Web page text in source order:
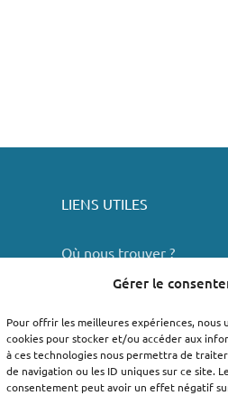
Gérer le
Pour offrir les meilleures expériences, nous
cookies pour stocker et/ou accéder aux
à ces technologies nous permettra de
de navigation ou les ID uniques sur ce site.
consentement peut avoir un effet négatif
LIENS UTILES
Où nous trouver ?
Valréas
Le Teil
Lachapelle-sous-Aubenas